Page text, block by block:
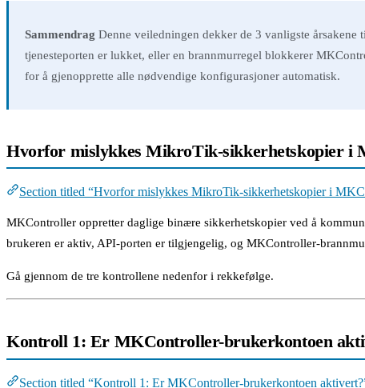
Sammendrag Denne veiledningen dekker de 3 vanligste
tjenesteporten er lukket, eller en brannmurregel blokkerer
for å gjenopprette alle nødvendige konfigurasjoner automatisk.
Hvorfor mislykkes MikroTik-sikkerhetskopier i
Section titled “Hvorfor mislykkes MikroTik-sikkerhetskopier i
MKController oppretter daglige binære sikkerhetskopier ved å
brukeren er aktiv, API-porten er tilgjengelig, og MKController-
Gå gjennom de tre kontrollene nedenfor i rekkefølge.
Kontroll 1: Er MKController-brukerkontoen
Section titled “Kontroll 1: Er MKController-brukerkontoen